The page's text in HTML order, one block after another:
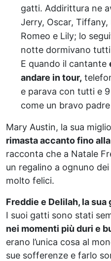
gatti. Addirittura ne
Jerry, Oscar, Tiffany,
Romeo e Lily; lo
notte dormivano
E quando il cantante
andare in tour,
e parava con tutti e
come un bravo
Mary Austin, la sua
rimasta accanto fino
racconta che a Natale
un regalino a ognuno
molto felici.
Freddie e Delilah, la
I suoi gatti sono stati
nei momenti più duri e
erano l’unica cosa al
sue sofferenze e farlo